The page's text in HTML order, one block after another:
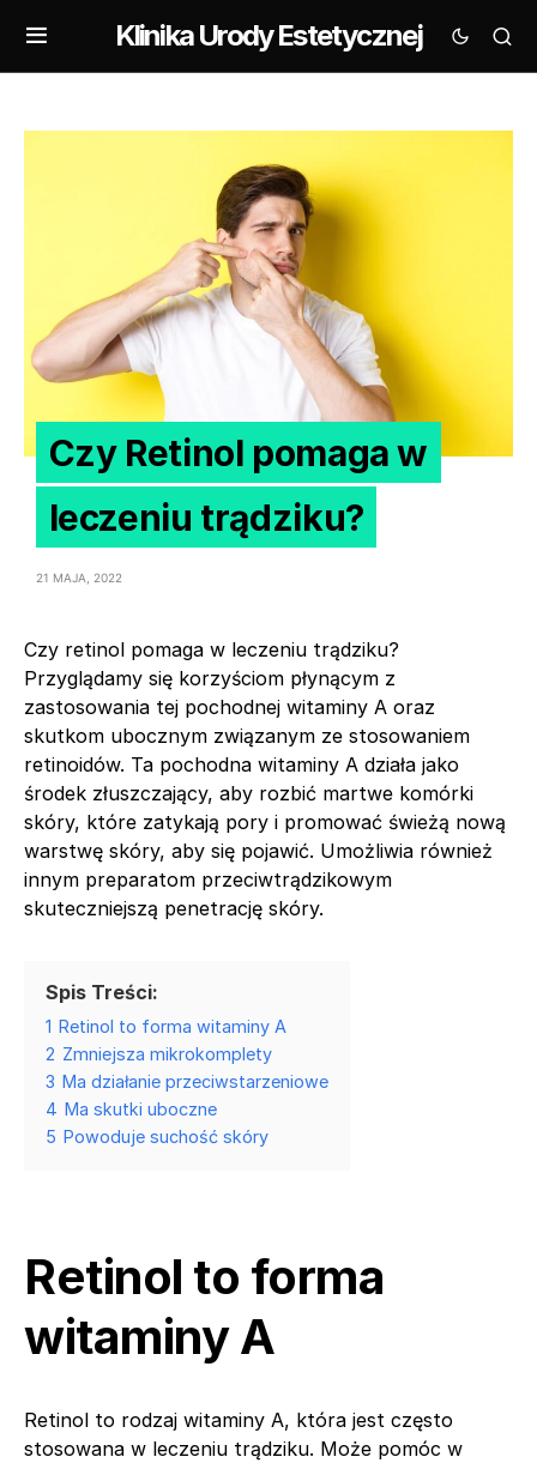
Klinika Urody Estetycznej
Czy Retinol pomaga w
leczeniu trądziku?
21 MAJA, 2022
Czy retinol pomaga w leczeniu trądziku?
Przyglądamy się korzyściom płynącym z
zastosowania tej pochodnej witaminy A oraz
skutkom ubocznym związanym ze stosowaniem
retinoidów. Ta pochodna witaminy A działa jako
środek złuszczający, aby rozbić martwe komórki
skóry, które zatykają pory i promować świeżą nową
warstwę skóry, aby się pojawić. Umożliwia również
innym preparatom przeciwtrądzikowym
skuteczniejszą penetrację skóry.
Spis Treści:
1 Retinol to forma witaminy A
2 Zmniejsza mikrokomplety
3 Ma działanie przeciwstarzeniowe
4 Ma skutki uboczne
5 Powoduje suchość skóry
Retinol to forma
witaminy A
Retinol to rodzaj witaminy A, która jest często
stosowana w leczeniu trądziku. Może pomóc w